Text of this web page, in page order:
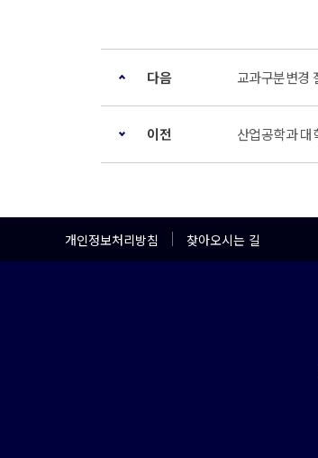
다음 교과구분변경
이전 산업공학과
개인정보처리방침 찾아오시는 길